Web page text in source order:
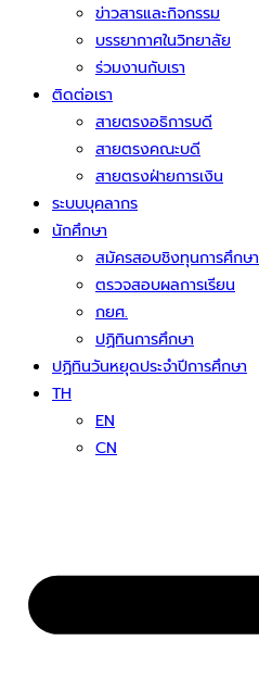
ข่าวสารและกิจกรรม
บรรยากาศในวิทยาลัย
ร่วมงานกับเรา
ติดต่อเรา
สายตรงอธิการบดี
สายตรงคณะบดี
สายตรงฝ่ายการเงิน
ระบบบุคลากร
นักศึกษา
สมัครสอบชิงทุนการศึกษา
ตรวจสอบผลการเรียน
กยศ.
ปฏิทินการศึกษา
ปฏิทินวันหยุดประจำปีการศึกษา
TH
EN
CN